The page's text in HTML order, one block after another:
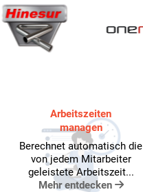
Arbeitszeiten
managen
Berechnet automatisch die
von jedem Mitarbeiter
geleistete Arbeitszeit...
Mehr entdecken